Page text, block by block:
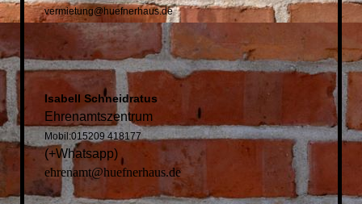
vermietung@huefnerhaus.de
Isabell Schneidratus
Ehrenamtszentrum
Mobil:015209 418177
(+Whatsapp)
ehrenamt@huefnerhaus.de